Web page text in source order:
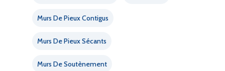
Murs De Pieux Contigus
Murs De Pieux Sécants
Murs De Soutènement